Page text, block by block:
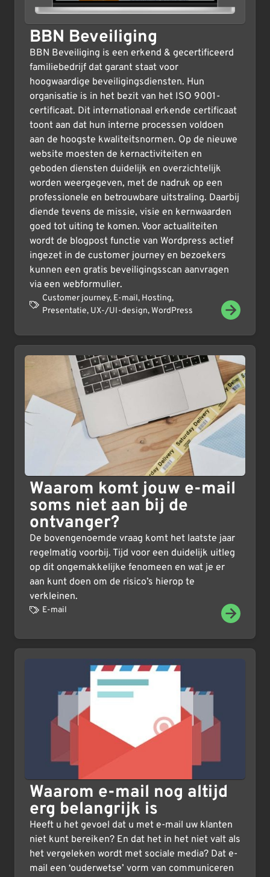
BBN Beveiliging
BBN Beveiliging is een erkend & gecertificeerd
familiebedrijf dat garant staat voor
hoogwaardige beveiligingsdiensten. Hun
organisatie is in het bezit van het ISO 9001-
certificaat. Dit internationaal erkende certificaat
toont aan dat hun interne processen voldoen
aan de hoogste kwaliteitsnormen. Op de nieuwe
website moesten de kernactiviteiten en
geboden diensten duidelijk en overzichtelijk
worden weergegeven, met de nadruk op een
professionele en betrouwbare uitstraling. Daarbij
diende tevens de missie, visie en kernwaarden
goed tot uiting te komen. Voor actualiteiten
wordt de blogpost functie van Wordpress actief
ingezet in de customer journey en bezoekers
kunnen een gratis beveiligingsscan aanvragen
via een webformulier.
Customer journey, E-mail, Hosting,
Presentatie, UX-/UI-design,WordPress
Waarom komt jouw e-mail
soms niet aan bij de
ontvanger?
De bovengenoemde vraag komt het laatste jaar
regelmatig voorbij. Tijd voor een duidelijk uitleg
op dit ongemakkelijke fenomeen en wat je er
aan kunt doen om de risico’s hierop te
verkleinen.
E-mail
Waarom e-mail nog altijd
erg belangrijk is
Heeft u het gevoel dat u met e-mail uw klanten
niet kunt bereiken? En dat het in het niet valt als
het vergeleken wordt met sociale media? Dat e-
mail een ‘ouderwetse’ vorm van communiceren